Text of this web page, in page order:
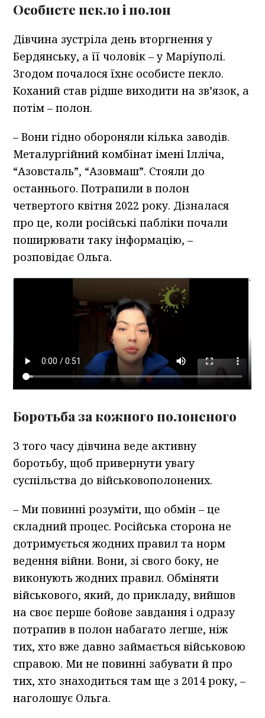
Особисте пекло і полон
Дівчина зустріла день вторгнення у
Бердянську, а її чоловік – у Маріуполі.
Згодом почалося їхнє особисте пекло.
Коханий став рідше виходити на зв’язок, а
потім – полон.
– Вони гідно обороняли кілька заводів.
Металургійний комбінат імені Ілліча,
“Азовсталь”, “Азовмаш”. Стояли до
останнього. Потрапили в полон
четвертого квітня 2022 року. Дізналася
про це, коли російські пабліки почали
поширювати таку інформацію, –
розповідає Ольга.
Боротьба за кожного полоненого
З того часу дівчина веде активну
боротьбу, щоб привернути увагу
суспільства до військовополонених.
– Ми повинні розуміти, що обмін – це
складний процес. Російська сторона не
дотримується жодних правил та норм
ведення війни. Вони, зі свого боку, не
виконують жодних правил. Обміняти
військового, який, до прикладу, вийшов
на своє перше бойове завдання і одразу
потрапив в полон набагато легше, ніж
тих, хто вже давно займається військовою
справою. Ми не повинні забувати й про
тих, хто знаходиться там ще з 2014 року, –
наголошує Ольга.